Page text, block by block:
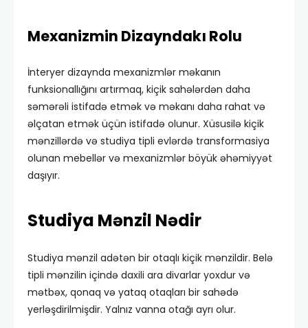
Mexanizmin Dizayndakı Rolu
İnteryer dizaynda mexanizmlər məkanın
funksionallığını artırmaq, kiçik sahələrdən daha
səmərəli istifadə etmək və məkanı daha rahat və
əlçatan etmək üçün istifadə olunur. Xüsusilə kiçik
mənzillərdə və studiya tipli evlərdə transformasiya
olunan mebellər və mexanizmlər böyük əhəmiyyət
daşıyır.
Studiya Mənzil Nədir
Studiya mənzil adətən bir otaqlı kiçik mənzildir. Belə
tipli mənzilin içində daxili ara divarlar yoxdur və
mətbəx, qonaq və yataq otaqları bir sahədə
yerləşdirilmişdir. Yalnız vanna otağı ayrı olur.